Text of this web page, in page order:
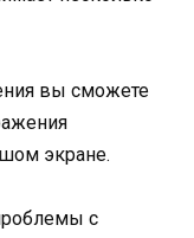
вы сможете
экране.
с